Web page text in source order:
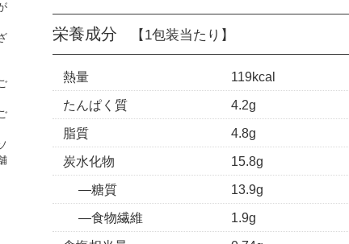
栄養成分 【1包装当たり】
熱量
119kcal
たんぱく質
4.2g
脂質
4.8g
炭水化物
15.8g
糖質
13.9g
食物繊維
1.9g